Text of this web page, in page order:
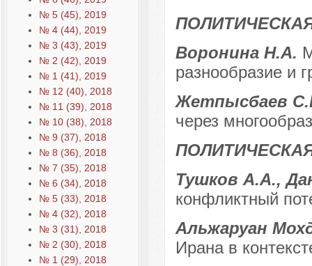
№ 5 (45), 2019
№ 4 (44), 2019
№ 3 (43), 2019
№ 2 (42), 2019
№ 1 (41), 2019
№ 12 (40), 2018
№ 11 (39), 2018
№ 10 (38), 2018
№ 9 (37), 2018
№ 8 (36), 2018
№ 7 (35), 2018
№ 6 (34), 2018
№ 5 (33), 2018
№ 4 (32), 2018
№ 3 (31), 2018
№ 2 (30), 2018
№ 1 (29), 2018
Воронина Н.А.
разнообразие и
Жетпысбаев
через
Тушков А.А.,
конфликтный
Альжаруан
Ирана в